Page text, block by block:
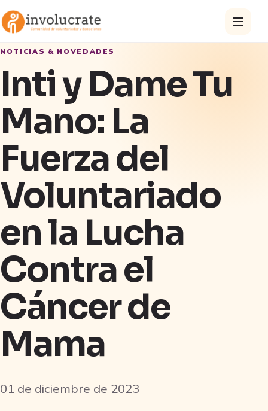
NOTICIAS & NOVEDADES
Inti y Dame Tu
Mano: La
Fuerza del
Voluntariado
en la Lucha
Contra el
Cáncer de
Mama
01 de diciembre de 2023